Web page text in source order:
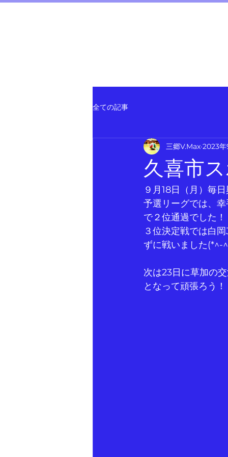
全ての記事
久喜市
三郷V.Max 2023
９月18日（月）毎
予選リーグでは、
で２位通過でした！
３位決定戦では白
ずに戦いました(*^-
次は23日に草加の
となって頑張ろう